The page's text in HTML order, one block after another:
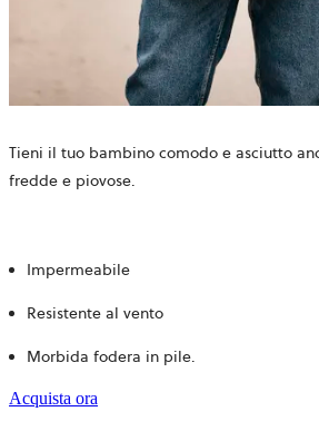
Tieni il tuo bambino comodo e asciutto
fredde e piovose.
Impermeabile
Resistente al vento
Morbida fodera in pile.
Acquista ora